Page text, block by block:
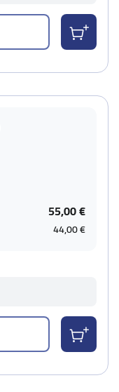
55,00 €
44,00 €